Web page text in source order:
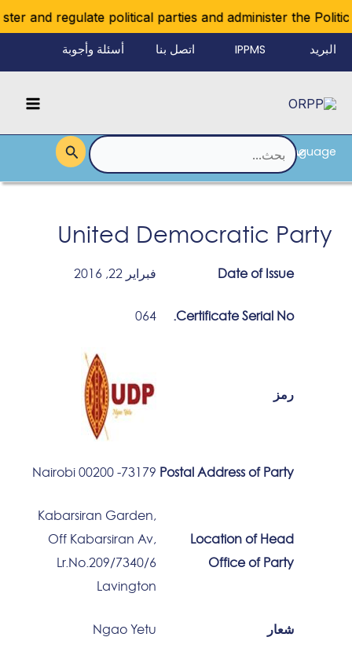
and regulate political parties and administer the
تخطي
إلى
المحتوى
البريد IPPMS اتصل بنا أسئلة وأجوبة
Language
القائمة
البحث
عن:
United Democratic Party
Date of Issue فبراير 22, 2016
Certificate Serial No.
064
رمز
Postal Address of Party
73179- 00200 Nairobi
Location of Head
Office of Party
Kabarsiran Garden,
Off Kabarsiran Av,
Lr.No.209/7340/6
Lavington
شعار Ngao Yetu